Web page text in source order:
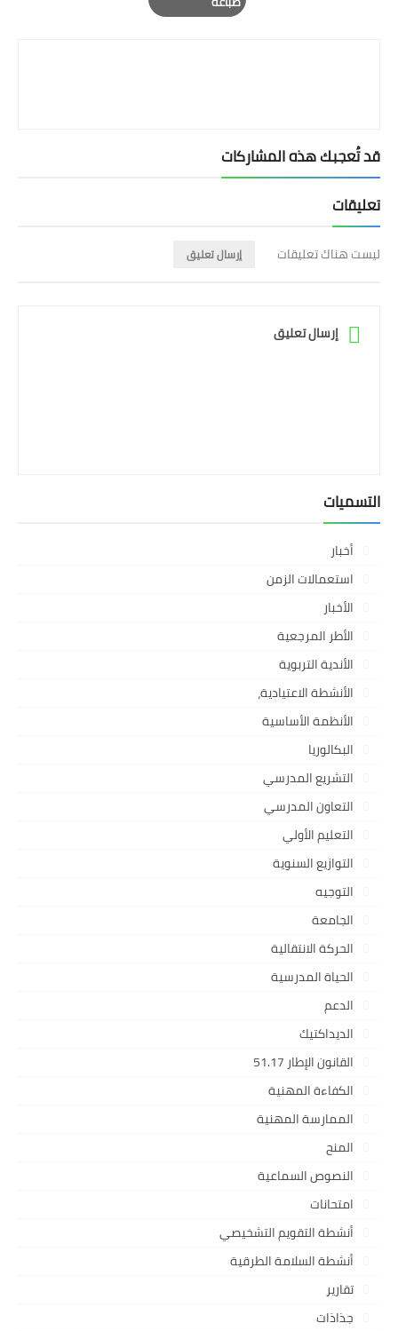
قد تُعجبك هذه المشاركات
تعليقات
ليست هناك تعليقات إرسال تعليق
إرسال تعليق
التسميات
أخبار
استعمالات الزمن
الأخبار
الأطر المرجعية
الأندية التربوية
الأنشطة الاعتيادية،
الأنظمة الأساسية
البكالوريا
التشريع المدرسي
التعاون المدرسي
التعليم الأولي
التوازيع السنوية
التوجيه
الجامعة
الحركة الانتقالية
الحياة المدرسية
الدعم
الديداكتيك
القانون الإطار 51.17
الكفاءة المهنية
الممارسة المهنية
المنح
النصوص السماعية
امتحانات
أنشطة التقويم التشخيصي
أنشطة السلامة الطرقية
تقارير
جذاذات